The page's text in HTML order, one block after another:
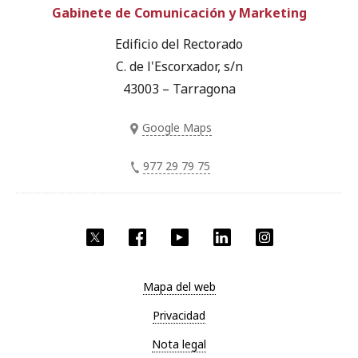
Twitter Facebook YouTube LinkedIn
Gabinete de Comunicación y Marketing
Edificio del Rectorado
C. de l'Escorxador, s/n
43003 – Tarragona
Google Maps
977 29 79 75
Mapa del web
Privacidad
Nota legal